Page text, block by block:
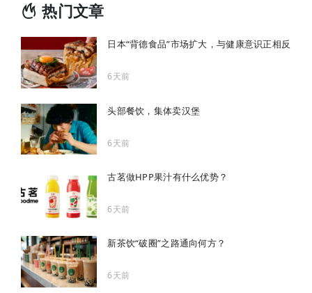
热门文章
日本“背德食品”市场扩大，与健康意识正相反
6天前
头部餐饮，集体卖汉堡
6天前
古茗做HPP果汁有什么优势？
6天前
新茶饮“破圈”之路通向何方？
6天前